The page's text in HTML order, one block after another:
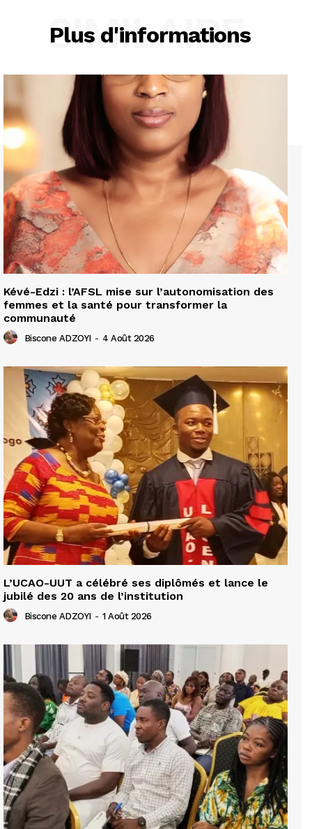
Plus d'informations
SIMILAIRE
Kévé-Edzi : l’AFSL mise sur l’autonomisation des
femmes et la santé pour transformer la
communauté
Biscone ADZOYI - 4 Août 2026
L’UCAO-UUT a célébré ses diplômés et lance le
jubilé des 20 ans de l’institution
Biscone ADZOYI - 1 Août 2026